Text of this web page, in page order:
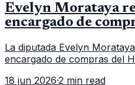
Evelyn Morataya
encargado de
La diputada Evelyn
encargado de compras del
capacitación en la capital.
18 jun 2026·2 min read